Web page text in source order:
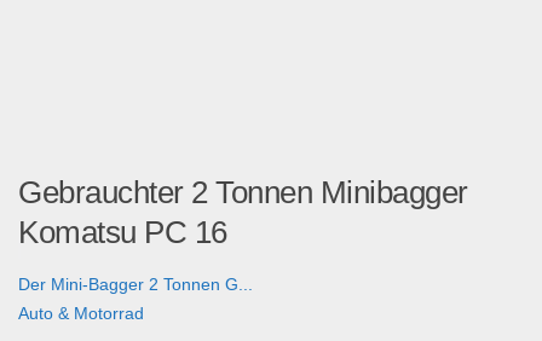
Gebrauchter 2 Tonnen Minibagger
Komatsu PC 16
Der Mini-Bagger 2 Tonnen G...
Auto & Motorrad